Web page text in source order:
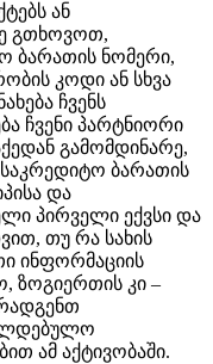
ან
გთხოვოთ,
ბარათის ნომერი,
კოდი ან სხვა
ჩვენს
ჩვენი პარტნიორი
გამომდინარე,
საკრედიტო ბარათის
და
პირველი ექვსი და
თუ რა სახის
ინფორმაციის
ზოგიერთის კი –
ამ აქტივობაში.